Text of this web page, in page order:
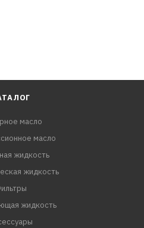
GSR55, GSR55W
GSU55L
масло
масло
жидкость
жидкость
жидкость